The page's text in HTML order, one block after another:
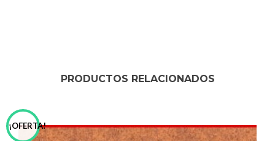
PRODUCTOS RELACIONADOS
¡OFERTA!